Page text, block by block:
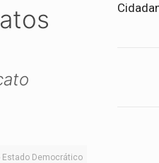
Democrático